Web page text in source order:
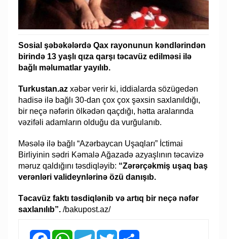
Sosial şəbəkələrdə Qax rayonunun kəndlərindən
birində 13 yaşlı qıza qarşı təcavüz edilməsi ilə
bağlı məlumatlar yayılıb.
Turkustan.azxəbər verir ki, iddialarda sözügedən
hadisə ilə bağlı 30-dan çox çox şəxsin saxlanıldığı,
bir neçə nəfərin ölkədən qaçdığı, hətta aralarında
vəzifəli adamların olduğu da vurğulanıb.
Məsələ ilə bağlı “Azərbaycan Uşaqları” İctimai
Birliyinin sədri Kəmalə Ağazadə azyaşlının təcavizə
məruz qaldığını təsdiqləyib: “Zərərçəkmiş uşaq baş
verənləri valideynlərinə özü danışıb.
Təcavüz faktı təsdiqlənib və artıq bir neçə nəfər
saxlanılıb”./bakupost.az/
FacebookWhatsAppTelegramTwitter